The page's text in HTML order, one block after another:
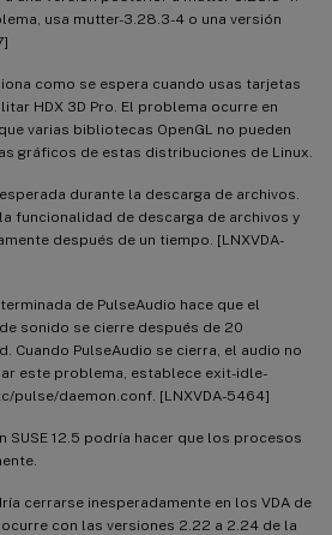
usa mutter-3.28.3-4 o una versión
como se espera cuando usas tarjetas
HDX 3D Pro. El problema ocurre en
varias bibliotecas OpenGL no pueden
gráficos de estas distribuciones de Linux.
durante la descarga de archivos.
funcionalidad de descarga de archivos y
después de un tiempo. [LNXVDA-
de PulseAudio hace que el
sonido se cierre después de 20
Cuando PulseAudio se cierra, el audio no
este problema, establece exit-idle-
pulse/daemon.conf. [LNXVDA-5464]
SUSE 12.5 podría hacer que los procesos
cerrarse inesperadamente en los VDA de
ocurre con las versiones 2.22 a 2.24 de la